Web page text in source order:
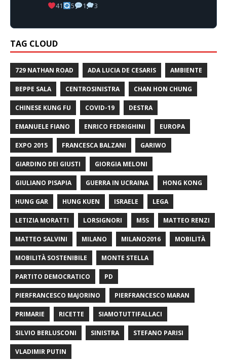
41 5 1 3
TAG CLOUD
729 NATHAN ROAD ADA LUCIA DE CESARIS AMBIENTE
BEPPE SALA CENTROSINISTRA CHAN HON CHUNG
CHINESE KUNG FU COVID-19 DESTRA
EMANUELE FIANO ENRICO FEDRIGHINI EUROPA
EXPO 2015 FRANCESCA BALZANI GARIWO
GIARDINO DEI GIUSTI GIORGIA MELONI
GIULIANO PISAPIA GUERRA IN UCRAINA HONG KONG
HUNG GAR HUNG KUEN ISRAELE LEGA
LETIZIA MORATTI LORSIGNORI M5S MATTEO RENZI
MATTEO SALVINI MILANO MILANO2016 MOBILITÀ
MOBILITÀ SOSTENIBILE MONTE STELLA
PARTITO DEMOCRATICO PD
PIERFRANCESCO MAJORINO PIERFRANCESCO MARAN
PRIMARIE RICETTE SIAMOTUTTIFALLACI
SILVIO BERLUSCONI SINISTRA STEFANO PARISI
VLADIMIR PUTIN